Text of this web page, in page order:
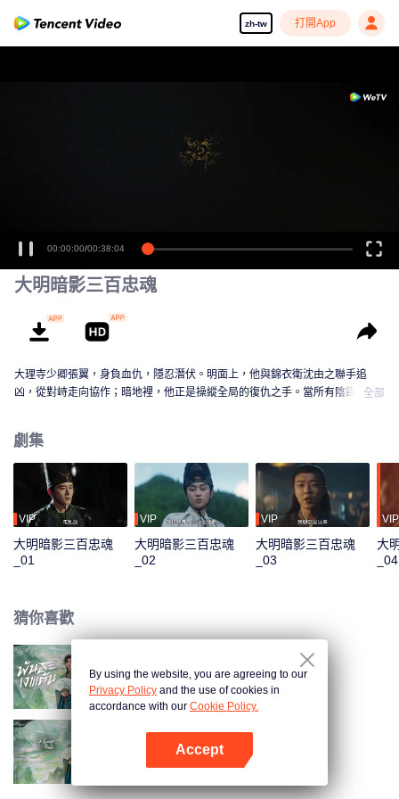
zh-tw 打開App
00:00:00/00:38:04
大明暗影三百忠魂
大理寺少卿張翼，身負血仇，隱忍潛伏。明面上，他與錦衣衛沈由之聯手追
凶，從對峙走向協作；暗地裡，他正是操縱全局的復仇之手。當所有陰謀指向
全部
劇集
VIP
大明暗影三百忠魂
_01
VIP
大明暗影三百忠魂
_02
VIP
大明暗影三百忠魂
_03
VIP
大
_04
猜你喜歡
將軍家的小兒子（泰語版）
將軍家的小兒子
By using the website, you are agreeing to our
Privacy Policy and the use of cookies in
accordance with our Cookie Policy.
Accept